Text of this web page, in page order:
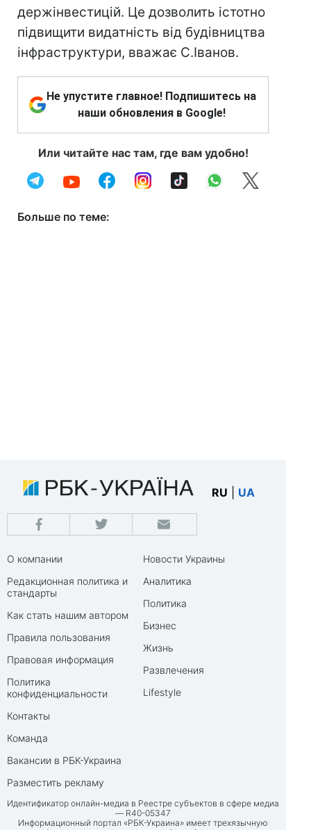
держінвестицій. Це дозволить істотно
підвищити видатність від будівництва
інфраструктури, вважає С.Іванов.
Не упустите главное! Подпишитесь на
наши обновления в Google!
Или читайте нас там, где вам удобно!
Больше по теме:
RU UA
О компании
Редакционная политика и
стандарты
Как стать нашим автором
Правила пользования
Правовая информация
Политика
конфиденциальности
Контакты
Команда
Вакансии в РБК-Украина
Разместить рекламу
Новости Украины
Аналитика
Политика
Бизнес
Жизнь
Развлечения
Lifestyle
Идентификатор онлайн-медиа в Реестре субъектов в сфере медиа
— R40-05347
Информационный портал «РБК-Украина» имеет трехязычную